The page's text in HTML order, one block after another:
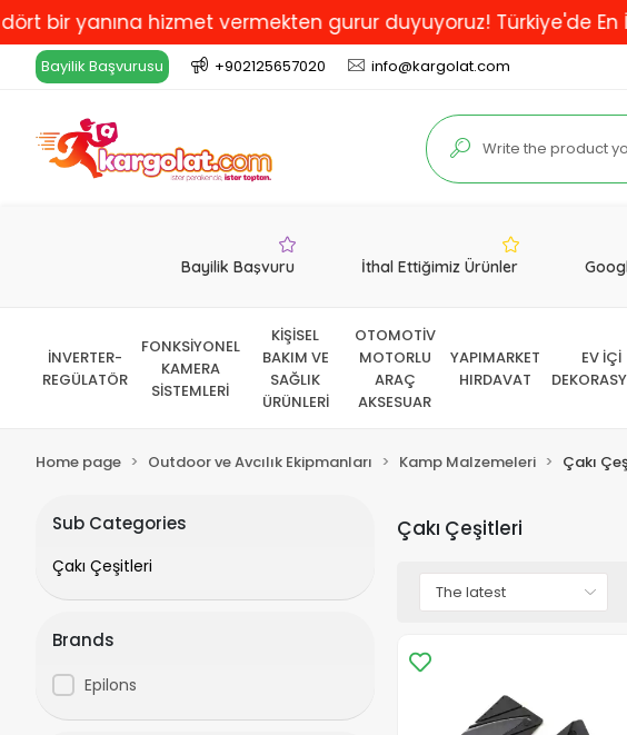
yanına hizmet vermekten gurur duyuyoruz! Türkiye'de En İyi
Bayilik Başvurusu +902125657020 info@kargolat.com
Bayilik Başvuru İthal Ettiğimiz Ürünler
İNVERTER-
REGÜLATÖR
FONKSİYONEL
KAMERA
SİSTEMLERİ
KİŞİSEL
BAKIM VE
SAĞLIK
ÜRÜNLERİ
OTOMOTİV
MOTORLU
ARAÇ
AKSESUAR
YAPIMARKET
HIRDAVAT
EV İÇİ
Home page Outdoor ve Avcılık Ekipmanları Kamp Malzemeleri Çakı
Sub Categories
Çakı Çeşitleri
Brands
Epilons
Çakı Çeşitleri